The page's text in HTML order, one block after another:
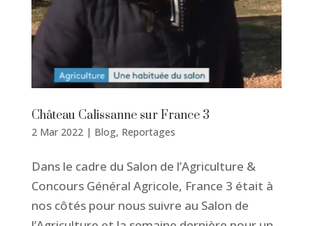
Château Calissanne sur France 3
2 Mar 2022| Blog, Reportages
Dans le cadre du Salon de l’Agriculture &
Concours Général Agricole, France 3 était à
nos côtés pour nous suivre au Salon de